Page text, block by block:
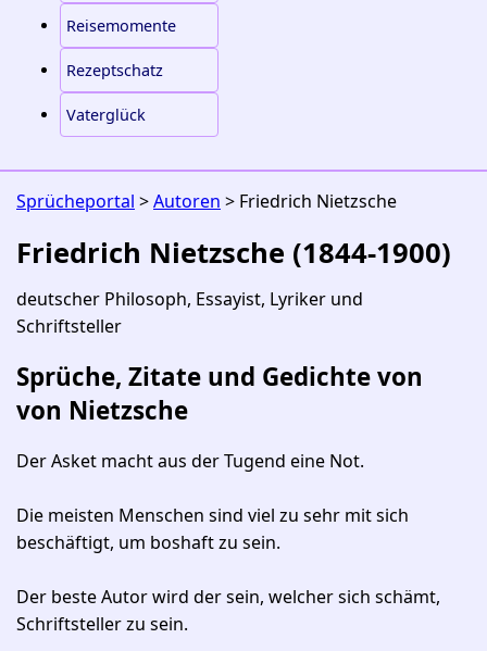
Reisemomente
Rezeptschatz
Vaterglück
Sprücheportal >Autoren > Friedrich Nietzsche
Friedrich Nietzsche (1844‐1900)
deutscher Philosoph, Essayist, Lyriker und
Schriftsteller
Sprüche, Zitate und Gedichte von
von Nietzsche
Der Asket macht aus der Tugend eine Not.
Die meisten Menschen sind viel zu sehr mit sich
beschäftigt, um boshaft zu sein.
Der beste Autor wird der sein, welcher sich schämt,
Schriftsteller zu sein.